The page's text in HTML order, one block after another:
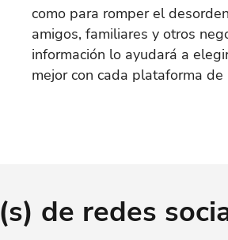
como para romper el
amigos, familiares y otros
información lo ayudará a
mejor con cada plataforma de
de redes